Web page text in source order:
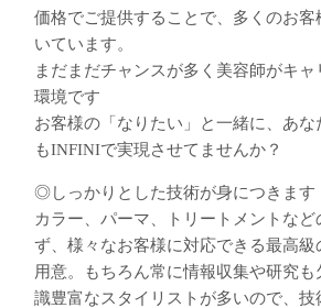
価格でご提供することで、多くのお
いています。
まだまだチャンスが多く美容師がキャ
環境です
お客様の「なりたい」と一緒に、あな
もINFINIで実現させてませんか？
◎しっかりとした技術が身につきます
カラー、パーマ、トリートメントな
ず、様々なお客様に対応できる最高
用意。もちろん常に情報収集や研究
識豊富なスタイリストが多いので、